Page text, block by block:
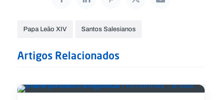
Papa Leão XIV Santos Salesianos
Artigos Relacionados